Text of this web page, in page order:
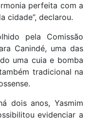
perfeita com a
cidade”, declarou.
pela Comissão
Canindé, uma das
uma cuia e bomba
tradicional na
dois anos, Yasmim
evidenciar a